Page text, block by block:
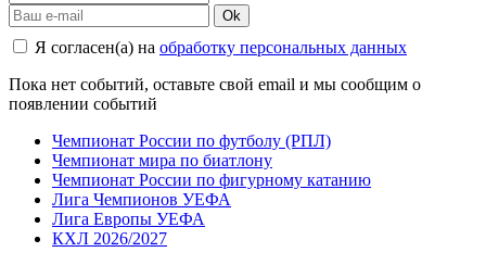
Ok
Я согласен(а) на обработку персональных данных
Пока нет событий, оставьте свой email и мы сообщим о
появлении событий
Чемпионат России по футболу (РПЛ)
Чемпионат мира по биатлону
Чемпионат России по фигурному катанию
Лига Чемпионов УЕФА
Лига Европы УЕФА
КХЛ 2026/2027